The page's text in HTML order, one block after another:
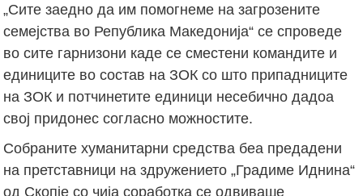
„Сите заедно да им помогнеме на загрозените
семејства во Република Македонија“ се спроведе
во сите гарнизони каде се сместени командите и
единиците во состав на ЗОК со што припадниците
на ЗОК и потчинетите единици несебично дадоа
свој придонес согласно можностите.
Собраните хуманитарни средства беа предадени
на претставници на здружението „Градиме Иднина“
од Скопје со чија соработка се одвиваше